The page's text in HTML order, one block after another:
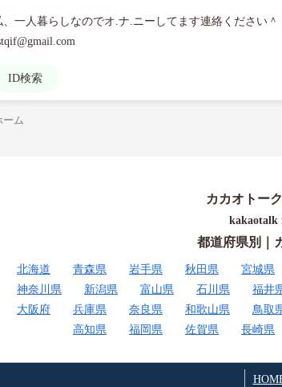
、一人暮らしなのでオ.ナ.ニーしてます連絡ください＾
ID検索
ーム
カカオトー
kakaotalk
都道府県別｜
北海道 青森県 岩手県 秋田県 宮城県
神奈川県 新潟県 富山県 石川県 福井
大阪府 兵庫県 奈良県 和歌山県 鳥取
高知県
福岡県 佐賀県 長崎県